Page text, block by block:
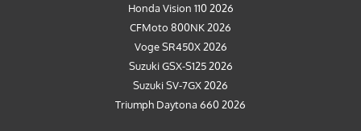
Honda Vision 110 2026
CFMoto 800NK 2026
Voge SR450X 2026
Suzuki GSX-S125 2026
Suzuki SV-7GX 2026
Triumph Daytona 660 2026